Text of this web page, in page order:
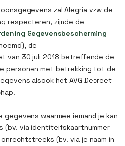
zal Alegria vzw de
respecteren, zijnde de
Gegevensbescherming
de
van 30 juli 2018 betreffende de
personen met betrekking tot de
alsook het AVG Decreet
gegevens waarmee iemand je kan
via identiteitskaartnummer
(bv. via je naam in